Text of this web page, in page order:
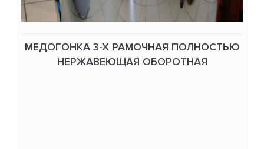
МЕДОГОНКА 3-Х РАМОЧНАЯ ПОЛНОСТЬЮ
НЕРЖАВЕЮЩАЯ ОБОРОТНАЯ